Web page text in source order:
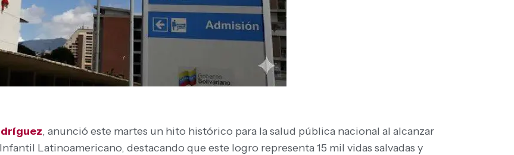
, anunció este martes un hito histórico para la salud pública nacional al alcanzar
Latinoamericano, destacando que este logro representa 15 mil vidas salvadas y